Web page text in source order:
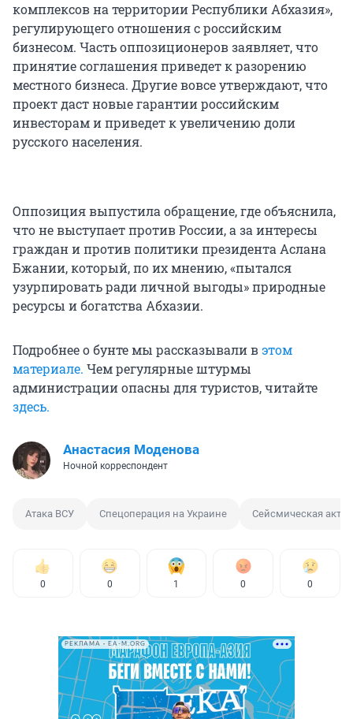
комплексов на территории Республики Абхазия»,
регулирующего отношения с российским
бизнесом. Часть оппозиционеров заявляет, что
принятие соглашения приведет к разорению
местного бизнеса. Другие вовсе утверждают, что
проект даст новые гарантии российским
инвесторам и приведет к увеличению доли
русского населения.
Оппозиция выпустила обращение, где объяснила,
что не выступает против России, а за интересы
граждан и против политики президента Аслана
Бжании, который, по их мнению, «пытался
узурпировать ради личной выгоды» природные
ресурсы и богатства Абхазии.
Подробнее о бунте мы рассказывали вэтом
материале. Чем регулярные штурмы
администрации опасны для туристов, читайте
здесь.
Анастасия Моденова
Ночной корреспондент
Атака ВСУ Спецоперация на Украине Сейсмическая
0 0 1 0 0
РЕКЛАМА • EA-M.ORG